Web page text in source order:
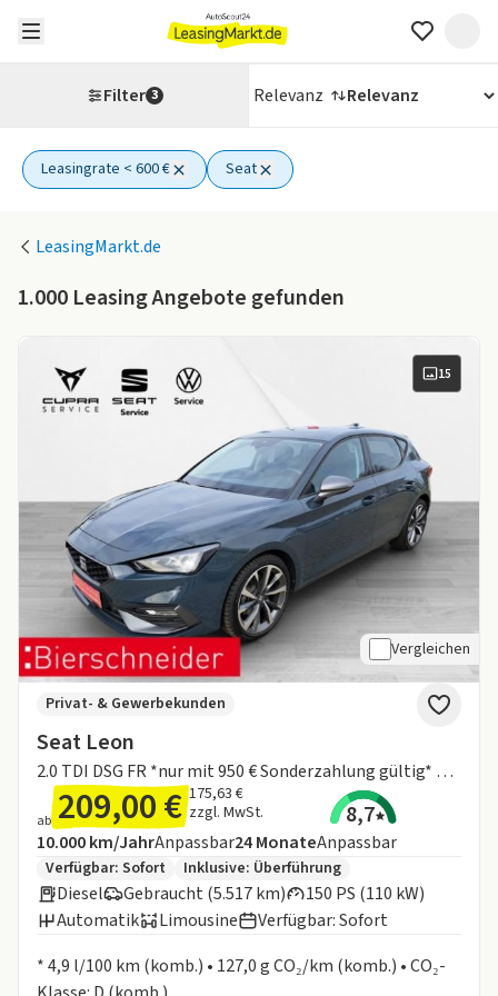
LeasingMarkt.de
1.000 Leasing Angebote gefunden
Filter 3 Relevanz
Leasingrate < 600 € Seat
2 aktive Filter
15
Vergleichen
Seat Leon
2.0 TDI DSG FR *nur mit 950 € Sonderzahlung gültig* LED Navi Kamera Kessy WP
Privat- & Gewerbekunden
ab 209,00 € 175,63 €
zzgl. MwSt.
8,7
Angebotsdetails:
Inklusive Laufleistung
10.000 km/JahrAnpassbarLaufzeit
24MonateAnpassbar
Zusätzliche Fahrzeuginformationen:
Verfügbar: Sofort Inklusive: Überführung
Diesel Gebraucht (5.517 km)
150 PS (110 kW)
Automatik
Limousine
Verfügbar: Sofort
* 4,9 l/100 km (komb.) • 127,0 g CO₂/km (komb.) • CO₂-